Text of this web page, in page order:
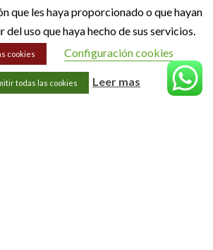
que les haya proporcionado o que hayan
uso que haya hecho de sus servicios.
cookies Configuración cookies
todas las cookies Leer mas